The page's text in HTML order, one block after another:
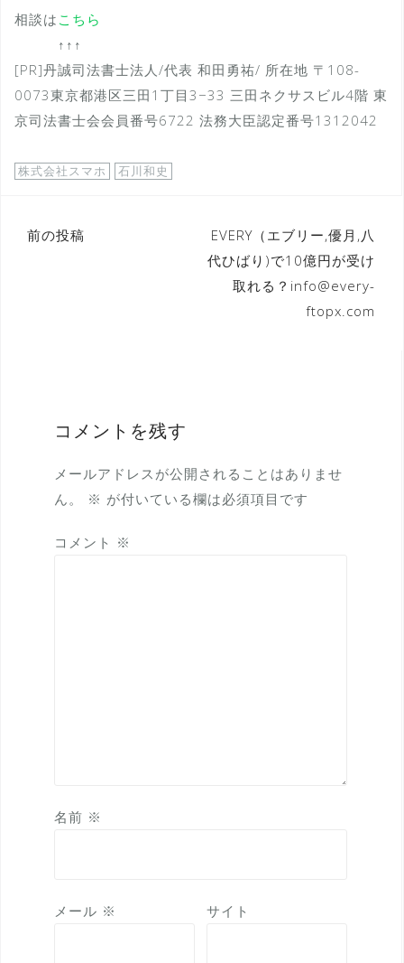
相談は こちら
↑↑↑
[PR]丹誠司法書士法人/代表 和田勇祐/ 所在地 〒108-
0073東京都港区三田1丁目3−33 三田ネクサスビル4階 東
京司法書士会会員番号6722 法務大臣認定番号1312042
株式会社スマホ 石川和史
投
前の投稿
EVERY（エブリー,優月,八
代ひばり)で10億円が受け
取れる？info@every-
ftopx.com
コメントを残す
メールアドレスが公開されることはありませ
ん。
※ が付いている欄は必須項目です
コメント ※
名前 ※
メール ※ サイト